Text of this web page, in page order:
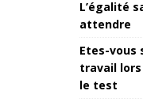
L’égalité
attendre
Etes-vous
travail
le test